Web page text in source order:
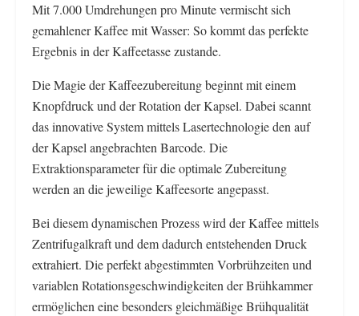
Mit 7.000 Umdrehungen pro Minute vermischt sich
gemahlener Kaffee mit Wasser: So kommt das perfekte
Ergebnis in der Kaffeetasse zustande.
Die Magie der Kaffeezubereitung beginnt mit einem
Knopfdruck und der Rotation der Kapsel. Dabei scannt
das innovative System mittels Lasertechnologie den auf
der Kapsel angebrachten Barcode. Die
Extraktionsparameter für die optimale Zubereitung
werden an die jeweilige Kaffeesorte angepasst.
Bei diesem dynamischen Prozess wird der Kaffee mittels
Zentrifugalkraft und dem dadurch entstehenden Druck
extrahiert. Die perfekt abgestimmten Vorbrühzeiten und
variablen Rotationsgeschwindigkeiten der Brühkammer
ermöglichen eine besonders gleichmäßige Brühqualität